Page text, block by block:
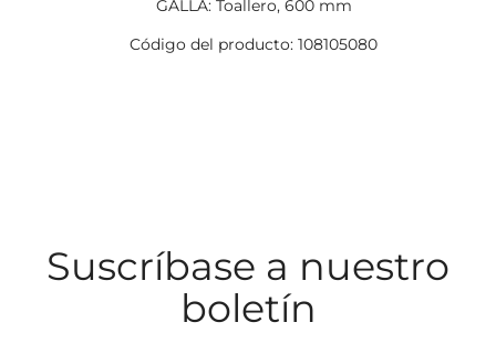
GALLA: Toallero, 600 mm
Código del producto: 108105080
Suscríbase a nuestro
boletín